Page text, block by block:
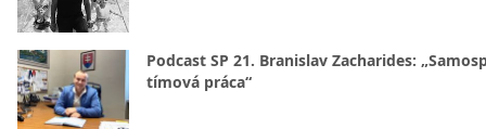
Podcast SP 21. Branislav Zacharides:
tímová práca“